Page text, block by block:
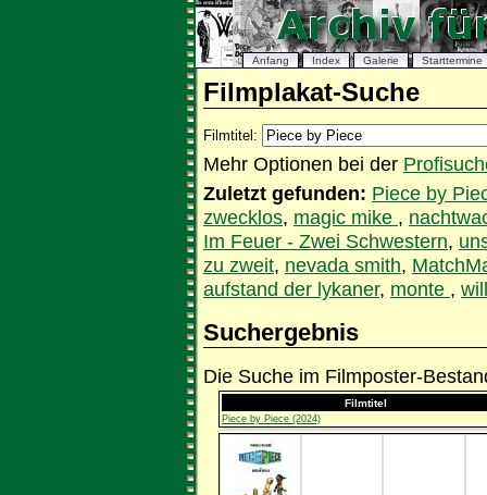
Anfang Index Galerie Starttermine
Filmplakat-Suche
Filmtitel:
Mehr Optionen bei der
Zuletzt gefunden: Piece by
zwecklos, magic mike ,
Im Feuer - Zwei Schwestern,
zu zweit, nevada smith,
aufstand der lykaner, monte ,
Suchergebnis
Die Suche im Filmposter-
Filmtitel
Piece by Piece (2024)